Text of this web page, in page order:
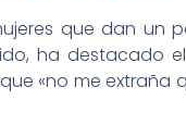
que dan un
ha destacado
«no me extraña